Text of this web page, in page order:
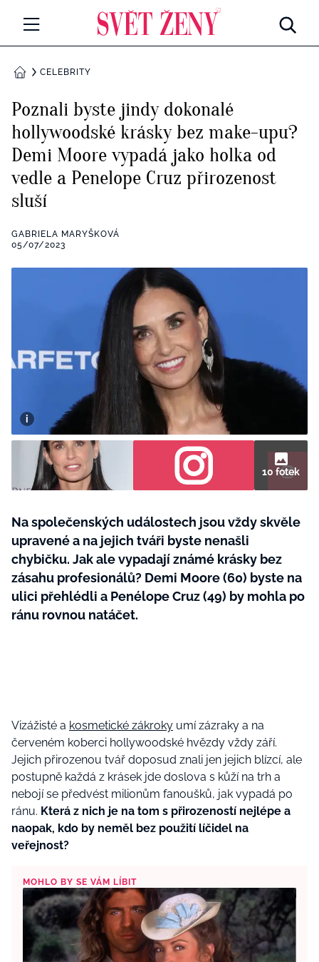
Všechny kategorie
Rozhovory
RETROHUBKY
PSYCHOLOGIE
Všechny kategorie
ZDRAVÍ
Všechny kategorie
ZÁBAVA
Všechny kategorie
Rady a tipy
BurdaMedia
Extra
SVĚT ŽENY - 599 KČ
ROČNÍ PŘEDPLATNÉ SVĚT ŽENY +
SADA PRODUKTŮ MANA (10 ks)
DOMŮCELEBRITY
Poznali byste jindy dokonalé
hollywoodské krásky bez make-upu?
Demi Moore vypadá jako holka od
vedle a Penelope Cruz přirozenost
sluší
GABRIELA MARYŠKOVÁ
05/07/2023
10 fotek
Na společenských událostech jsou vždy skvěle
upravené a na jejich tváři byste nenašli
chybičku. Jak ale vypadají známé krásky bez
zásahu profesionálů? Demi Moore (60) byste na
ulici přehlédli a Penélope Cruz (49) by mohla po
ránu rovnou natáčet.
Vizážisté a kosmetické zákroky umí zázraky a na
červeném koberci hollywoodské hvězdy vždy září.
Jejich přirozenou tvář doposud znali jen jejich blízcí, ale
postupně každá z krásek jde doslova s kůží na trh a
nebojí se předvést milionům fanoušků, jak vypadá po
ránu. Která z nich je na tom s přirozeností nejlépe a
naopak, kdo by neměl bez použití líčidel na
veřejnost?
MOHLO BY SE VÁM LÍBIT